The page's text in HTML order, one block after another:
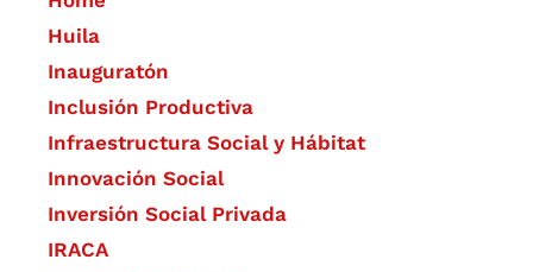
Huila
Inauguratón
Inclusión Productiva
Infraestructura Social y Hábitat
​Innovación Social
Inversión Social Privada
IRACA